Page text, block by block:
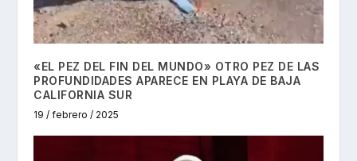
«EL PEZ DEL FIN DEL MUNDO» OTRO PEZ DE LAS
PROFUNDIDADES APARECE EN PLAYA DE BAJA
CALIFORNIA SUR
19 / febrero / 2025